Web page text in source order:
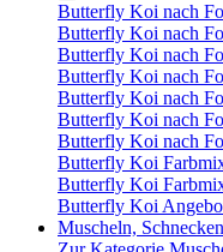
Butterfly Koi nach
Butterfly Koi nach
Butterfly Koi nach
Butterfly Koi nach
Butterfly Koi nach
Butterfly Koi nach
Butterfly Koi nach
Butterfly Koi
Butterfly Koi
Butterfly Koi
Muscheln,